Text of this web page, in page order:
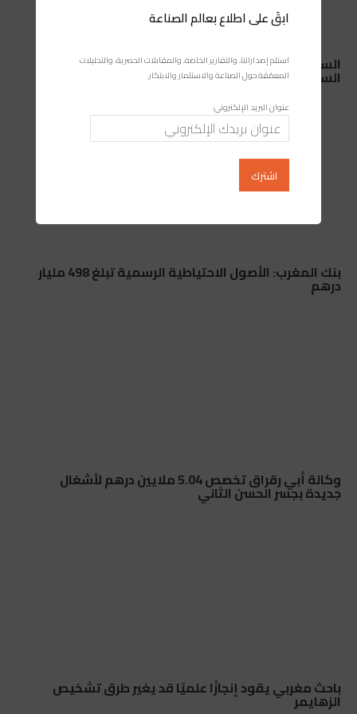
السيارات في المغرب: لماذا تهيمن داسيا ورونو على
السوق المغربية؟
بنك المغرب: الأصول الاحتياطية الرسمية تبلغ 498 مليار
درهم
وكالة أبي رقراق تخصص 5.04 ملايين درهم لأشغال
جديدة بجسر الحسن الثاني
باحث مغربي يقود إنجازًا علميًا قد يغير طرق تشخيص
الزهايمر
ابقَ على اطلاع بعالم الصناعة
استلم إصداراتنا، والتقارير الخاصة، والمقابلات الحصرية، والتحليلات
المعمّقة حول الصناعة والاستثمار والابتكار.
عنوان البريد الإلكتروني: